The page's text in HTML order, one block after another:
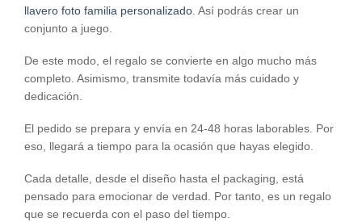
llavero foto familia personalizado . Así podrás crear un
conjunto a juego.
De este modo, el regalo se convierte en algo mucho más
completo. Asimismo, transmite todavía más cuidado y
dedicación.
El pedido se prepara y envía en 24-48 horas laborables. Por
eso, llegará a tiempo para la ocasión que hayas elegido.
Cada detalle, desde el diseño hasta el packaging, está
pensado para emocionar de verdad. Por tanto, es un regalo
que se recuerda con el paso del tiempo.